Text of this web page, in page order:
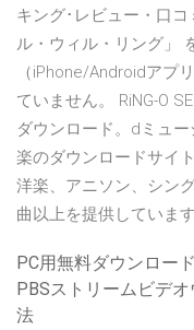
キング･レビュー・口
ル・ウィル・リング」
（iPhone/Androidアプ
ていません。 RiNG-O
ダウンロード。dミュ
楽のダウンロードサイ
洋楽、アニソン、シン
曲以上を提供しています
PC用無料ダウンロー
PBSストリームビデ
法